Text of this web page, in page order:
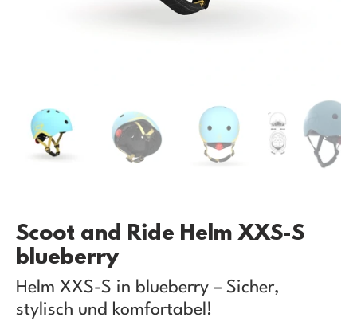
Scoot and Ride Helm XXS-S
blueberry
Helm XXS-S in blueberry – Sicher,
stylisch und komfortabel!